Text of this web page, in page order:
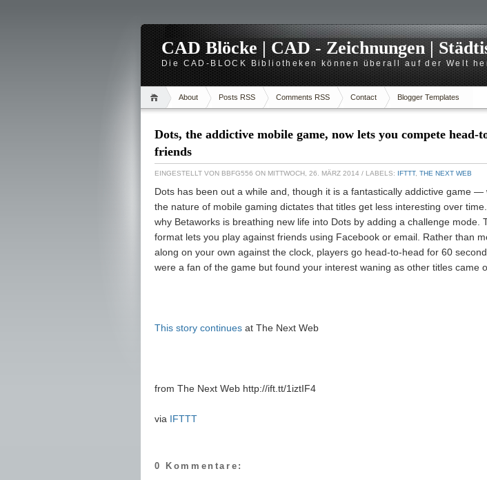
CAD Blöcke | CAD - Zeichnungen |
Die CAD-BLOCK Bibliotheken können überall auf der Welt
About Posts RSS Comments RSS Contact Blogger Templates
Dots, the addictive mobile game, now lets you compete head-
friends
EINGESTELLT VON BBFG556 ON MITTWOCH, 26. MÄRZ 2014 / LABELS: IFTTT, THE NEXT WEB
Dots has been out a while and, though it is a fantastically addictive game
the nature of mobile gaming dictates that titles get less interesting over
why Betaworks is breathing new life into Dots by adding a challenge mode.
format lets you play against friends using Facebook or email. Rather than
along on your own against the clock, players go head-to-head for 60
were a fan of the game but found your interest waning as other titles came
This story continues at The Next Web
from The Next Web http://ift.tt/1iztIF4
via IFTTT
0 Kommentare: